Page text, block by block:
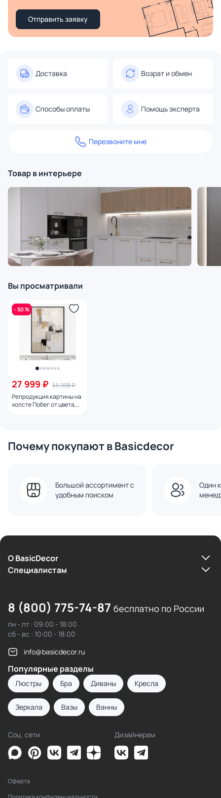
Отправить заявку
Доставка Возрат и обмен
Способы оплаты Помощь эксперта
Перезвоните мне
Товар в интерьере
Вы просматривали
- 50 %
27 999 ₽ 55 998 ₽
Репродукция картины на
холсте Побег от цвета,
Почему покупают в Basicdecor
Большой ассортимент с
удобным поиском
Один
О BasicDecor
Cпециалистам
8 (800) 775-74-87 бесплатно по России
пн - пт : 09:00 - 18:00
сб - вс : 10:00 - 18:00
info@basicdecor.ru
Популярные разделы
Люстры Бра Диваны Кресла
Зеркала Вазы Ванны
Соц. сети Дизайнерам
Оферта